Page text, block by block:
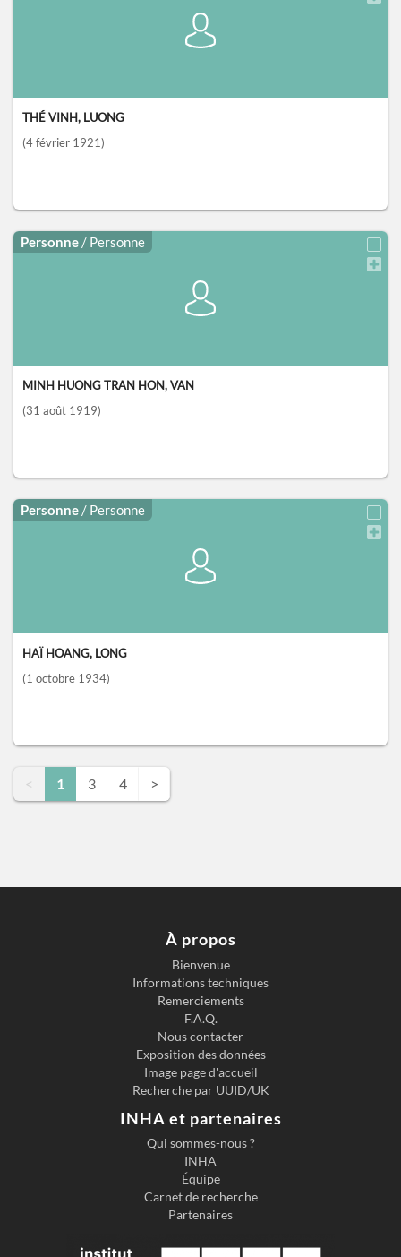
THÉ VINH, LUONG
(4 février 1921)
Personne / Personne
MINH HUONG TRAN HON, VAN
(31 août 1919)
Personne / Personne
HAÏ HOANG, LONG
(1 octobre 1934)
< 1 3 4 >
À propos
Bienvenue
Informations techniques
Remerciements
F.A.Q.
Nous contacter
Exposition des données
Image page d'accueil
Recherche par UUID/UK
INHA et partenaires
Qui sommes-nous ?
INHA
Équipe
Carnet de recherche
Partenaires